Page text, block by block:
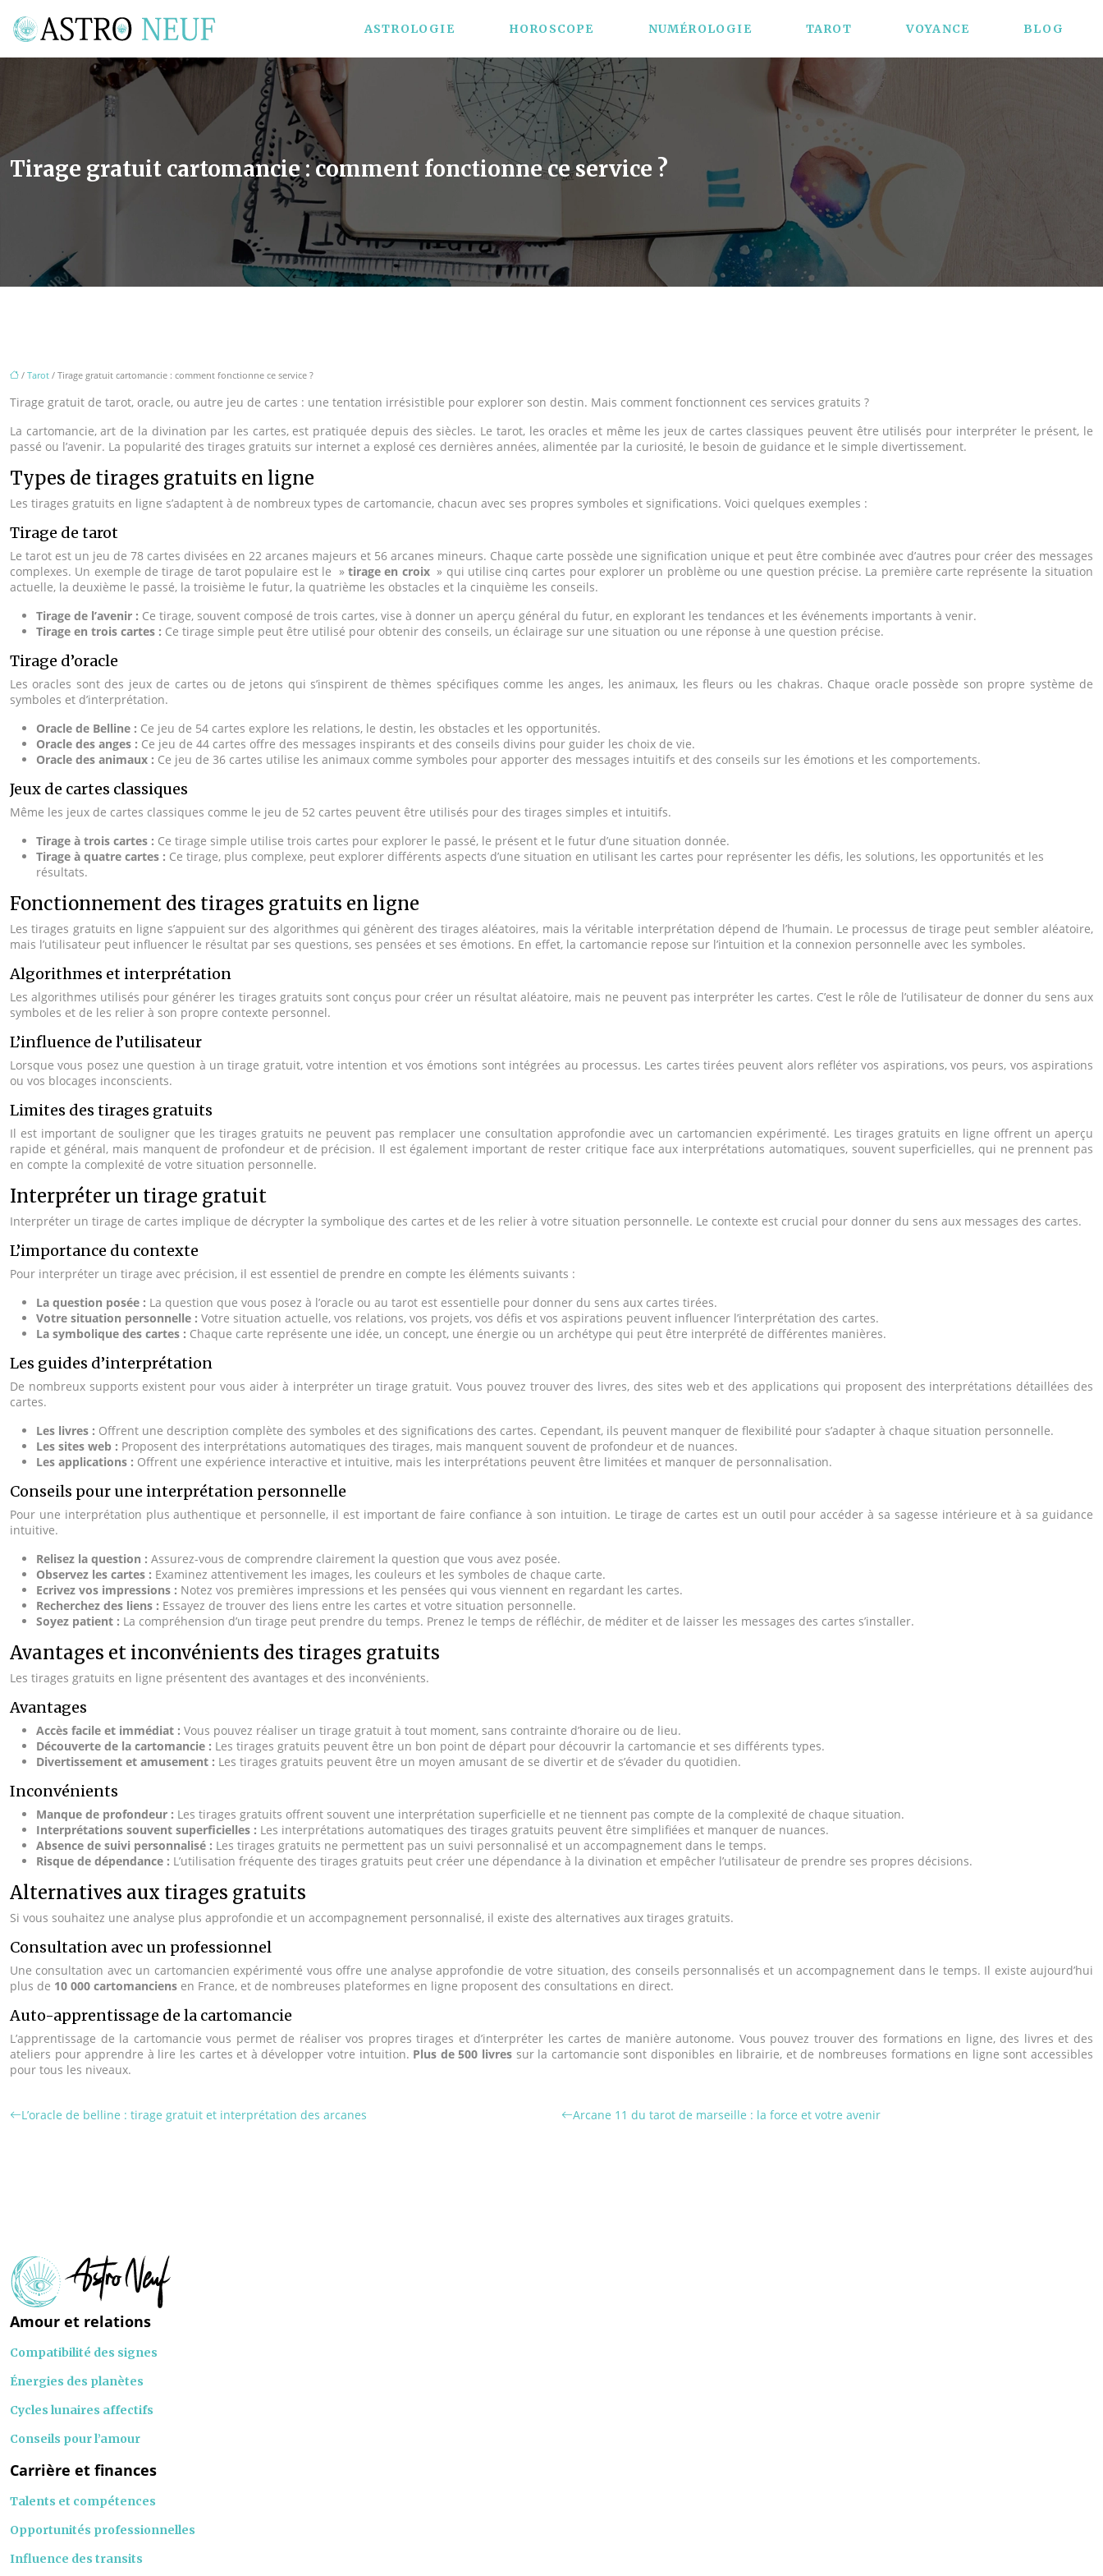
ASTROLOGIE HOROSCOPE NUMÉROLOGIE TAROT VOYANCE BLOG
Tirage gratuit cartomancie : comment fonctionne ce service ?
/ Tarot / Tirage gratuit cartomancie : comment fonctionne ce service ?
Tirage gratuit de tarot, oracle, ou autre jeu de cartes : une tentation irrésistible pour explorer son destin. Mais comment fonctionnent ces services gratuits ?
La cartomancie, art de la divination par les cartes, est pratiquée depuis des siècles. Le tarot, les oracles et même les jeux de cartes classiques peuvent être utilisés pour interpréter le présent, le
passé ou l’avenir. La popularité des tirages gratuits sur internet a explosé ces dernières années, alimentée par la curiosité, le besoin de guidance et le simple divertissement.
Types de tirages gratuits en ligne
Les tirages gratuits en ligne s’adaptent à de nombreux types de cartomancie, chacun avec ses propres symboles et significations. Voici quelques exemples :
Tirage de tarot
Le tarot est un jeu de 78 cartes divisées en 22 arcanes majeurs et 56 arcanes mineurs. Chaque carte possède une signification unique et peut être combinée avec d’autres pour créer des messages
complexes. Un exemple de tirage de tarot populaire est le » tirage en croix » qui utilise cinq cartes pour explorer un problème ou une question précise. La première carte représente la situation
actuelle, la deuxième le passé, la troisième le futur, la quatrième les obstacles et la cinquième les conseils.
Tirage de l’avenir : Ce tirage, souvent composé de trois cartes, vise à donner un aperçu général du futur, en explorant les tendances et les événements importants à venir.
Tirage en trois cartes : Ce tirage simple peut être utilisé pour obtenir des conseils, un éclairage sur une situation ou une réponse à une question précise.
Tirage d’oracle
Les oracles sont des jeux de cartes ou de jetons qui s’inspirent de thèmes spécifiques comme les anges, les animaux, les fleurs ou les chakras. Chaque oracle possède son propre système de
symboles et d’interprétation.
Oracle de Belline : Ce jeu de 54 cartes explore les relations, le destin, les obstacles et les opportunités.
Oracle des anges : Ce jeu de 44 cartes offre des messages inspirants et des conseils divins pour guider les choix de vie.
Oracle des animaux : Ce jeu de 36 cartes utilise les animaux comme symboles pour apporter des messages intuitifs et des conseils sur les émotions et les comportements.
Jeux de cartes classiques
Même les jeux de cartes classiques comme le jeu de 52 cartes peuvent être utilisés pour des tirages simples et intuitifs.
Tirage à trois cartes : Ce tirage simple utilise trois cartes pour explorer le passé, le présent et le futur d’une situation donnée.
Tirage à quatre cartes : Ce tirage, plus complexe, peut explorer différents aspects d’une situation en utilisant les cartes pour représenter les défis, les solutions, les opportunités et les
résultats.
Fonctionnement des tirages gratuits en ligne
Les tirages gratuits en ligne s’appuient sur des algorithmes qui génèrent des tirages aléatoires, mais la véritable interprétation dépend de l’humain. Le processus de tirage peut sembler aléatoire,
mais l’utilisateur peut influencer le résultat par ses questions, ses pensées et ses émotions. En effet, la cartomancie repose sur l’intuition et la connexion personnelle avec les symboles.
Algorithmes et interprétation
Les algorithmes utilisés pour générer les tirages gratuits sont conçus pour créer un résultat aléatoire, mais ne peuvent pas interpréter les cartes. C’est le rôle de l’utilisateur de donner du sens aux
symboles et de les relier à son propre contexte personnel.
L’influence de l’utilisateur
Lorsque vous posez une question à un tirage gratuit, votre intention et vos émotions sont intégrées au processus. Les cartes tirées peuvent alors refléter vos aspirations, vos peurs, vos aspirations
ou vos blocages inconscients.
Limites des tirages gratuits
Il est important de souligner que les tirages gratuits ne peuvent pas remplacer une consultation approfondie avec un cartomancien expérimenté. Les tirages gratuits en ligne offrent un aperçu
rapide et général, mais manquent de profondeur et de précision. Il est également important de rester critique face aux interprétations automatiques, souvent superficielles, qui ne prennent pas
en compte la complexité de votre situation personnelle.
Interpréter un tirage gratuit
Interpréter un tirage de cartes implique de décrypter la symbolique des cartes et de les relier à votre situation personnelle. Le contexte est crucial pour donner du sens aux messages des cartes.
L’importance du contexte
Pour interpréter un tirage avec précision, il est essentiel de prendre en compte les éléments suivants :
La question posée : La question que vous posez à l’oracle ou au tarot est essentielle pour donner du sens aux cartes tirées.
Votre situation personnelle : Votre situation actuelle, vos relations, vos projets, vos défis et vos aspirations peuvent influencer l’interprétation des cartes.
La symbolique des cartes : Chaque carte représente une idée, un concept, une énergie ou un archétype qui peut être interprété de différentes manières.
Les guides d’interprétation
De nombreux supports existent pour vous aider à interpréter un tirage gratuit. Vous pouvez trouver des livres, des sites web et des applications qui proposent des interprétations détaillées des
cartes.
Les livres : Offrent une description complète des symboles et des significations des cartes. Cependant, ils peuvent manquer de flexibilité pour s’adapter à chaque situation personnelle.
Les sites web : Proposent des interprétations automatiques des tirages, mais manquent souvent de profondeur et de nuances.
Les applications : Offrent une expérience interactive et intuitive, mais les interprétations peuvent être limitées et manquer de personnalisation.
Conseils pour une interprétation personnelle
Pour une interprétation plus authentique et personnelle, il est important de faire confiance à son intuition. Le tirage de cartes est un outil pour accéder à sa sagesse intérieure et à sa guidance
intuitive.
Relisez la question : Assurez-vous de comprendre clairement la question que vous avez posée.
Observez les cartes : Examinez attentivement les images, les couleurs et les symboles de chaque carte.
Ecrivez vos impressions : Notez vos premières impressions et les pensées qui vous viennent en regardant les cartes.
Recherchez des liens : Essayez de trouver des liens entre les cartes et votre situation personnelle.
Soyez patient : La compréhension d’un tirage peut prendre du temps. Prenez le temps de réfléchir, de méditer et de laisser les messages des cartes s’installer.
Avantages et inconvénients des tirages gratuits
Les tirages gratuits en ligne présentent des avantages et des inconvénients.
Avantages
Accès facile et immédiat : Vous pouvez réaliser un tirage gratuit à tout moment, sans contrainte d’horaire ou de lieu.
Découverte de la cartomancie : Les tirages gratuits peuvent être un bon point de départ pour découvrir la cartomancie et ses différents types.
Divertissement et amusement : Les tirages gratuits peuvent être un moyen amusant de se divertir et de s’évader du quotidien.
Inconvénients
Manque de profondeur : Les tirages gratuits offrent souvent une interprétation superficielle et ne tiennent pas compte de la complexité de chaque situation.
Interprétations souvent superficielles : Les interprétations automatiques des tirages gratuits peuvent être simplifiées et manquer de nuances.
Absence de suivi personnalisé : Les tirages gratuits ne permettent pas un suivi personnalisé et un accompagnement dans le temps.
Risque de dépendance : L’utilisation fréquente des tirages gratuits peut créer une dépendance à la divination et empêcher l’utilisateur de prendre ses propres décisions.
Alternatives aux tirages gratuits
Si vous souhaitez une analyse plus approfondie et un accompagnement personnalisé, il existe des alternatives aux tirages gratuits.
Consultation avec un professionnel
Une consultation avec un cartomancien expérimenté vous offre une analyse approfondie de votre situation, des conseils personnalisés et un accompagnement dans le temps. Il existe aujourd’hui
plus de 10 000 cartomanciens en France, et de nombreuses plateformes en ligne proposent des consultations en direct.
Auto-apprentissage de la cartomancie
L’apprentissage de la cartomancie vous permet de réaliser vos propres tirages et d’interpréter les cartes de manière autonome. Vous pouvez trouver des formations en ligne, des livres et des
ateliers pour apprendre à lire les cartes et à développer votre intuition. Plus de 500 livres sur la cartomancie sont disponibles en librairie, et de nombreuses formations en ligne sont accessibles
pour tous les niveaux.
L’oracle de belline : tirage gratuit et interprétation des arcanes Arcane 11 du tarot de marseille : la force et votre avenir
Amour et relations
Compatibilité des signes
Énergies des planètes
Cycles lunaires affectifs
Conseils pour l’amour
Carrière et finances
Talents et compétences
Opportunités professionnelles
Influence des transits